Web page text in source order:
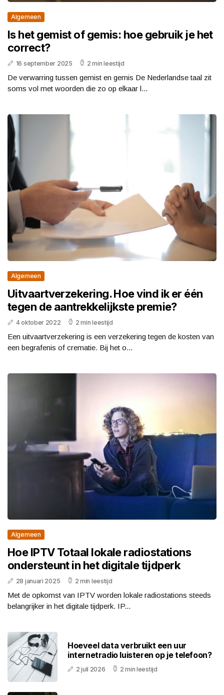
Algemeen
Is het gemist of gemis: hoe gebruik je het
correct?
16 september 2025 2 min leestijd
De verwarring tussen gemist en gemis De Nederlandse taal zit
soms vol met woorden die zo op elkaar l...
Algemeen
Uitvaartverzekering. Hoe vind ik er één
tegen de aantrekkelijkste premie?
4 oktober 2022 2 min leestijd
Een uitvaartverzekering is een verzekering tegen de kosten van
een begrafenis of crematie. Bij het o...
Algemeen
Hoe IPTV Totaal lokale radiostations
ondersteunt in het digitale tijdperk
28 januari 2025 2 min leestijd
Met de opkomst van IPTV worden lokale radiostations steeds
belangrijker in het digitale tijdperk. IP...
Hoeveel data verbruikt een uur
internetradio luisteren op je telefoon?
2 juli 2026 2 min leestijd